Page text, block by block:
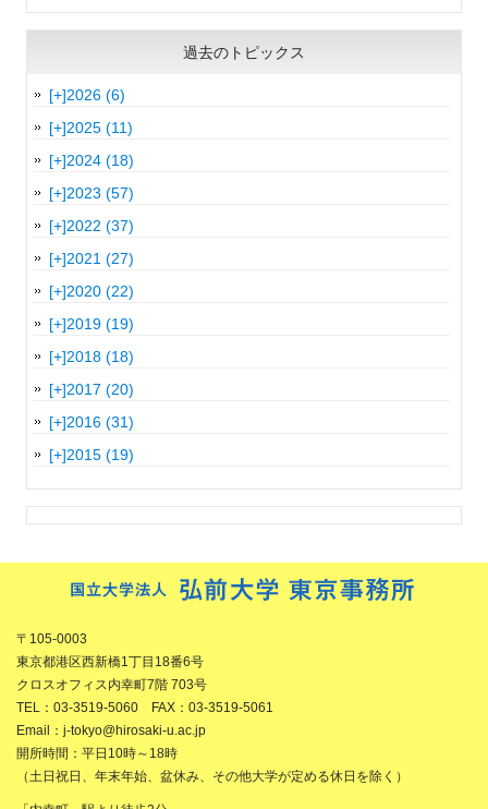
過去のトピックス
[+]2026 (6)
[+]2025 (11)
[+]2024 (18)
[+]2023 (57)
[+]2022 (37)
[+]2021 (27)
[+]2020 (22)
[+]2019 (19)
[+]2018 (18)
[+]2017 (20)
[+]2016 (31)
[+]2015 (19)
〒105-0003
東京都港区西新橋1丁目18番6号
クロスオフィス内幸町7階 703号
TEL：03-3519-5060 FAX：03-3519-5061
Email：j-tokyo@hirosaki-u.ac.jp
開所時間：平日10時～18時
（土日祝日、年末年始、盆休み、その他大学が定める休日を除く）